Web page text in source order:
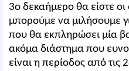
3ο δεκαήμερο θα είστε
μπορούμε να μιλήσουμε
που θα εκπληρώσει μία
ακόμα διάστημα που
είναι η περίοδος από